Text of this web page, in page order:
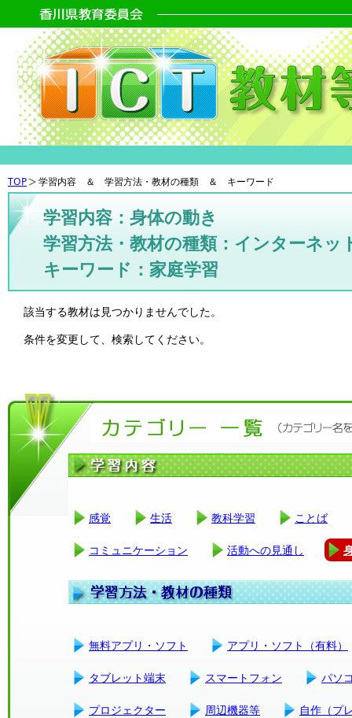
TOP 学習内容 ＆ 学習方法・教材の種類 ＆ キーワード
学習内容：身体の動き
学習方法・教材の種類：インターネッ
キーワード：家庭学習
該当する教材は見つかりませんでした。
条件を変更して、検索してください。
感覚 生活 教科学習 ことば
コミュニケーション 活動への見通し
無料アプリ・ソフト アプリ・ソフト（有料）
タブレット端末 スマートフォン パソ
プロジェクター 周辺機器等 自作（プ